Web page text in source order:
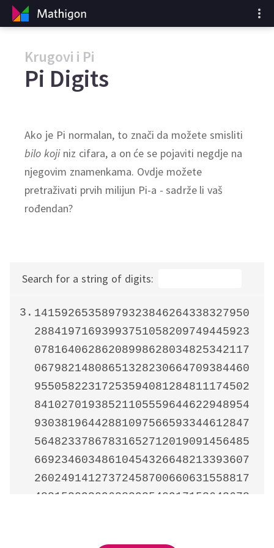
Krugovi i Pi
Pi Digits
Ako je Pi normalan, to znači da možete smisliti
bilo kojiniz cifara, a on će se pojaviti negdje na
njegovim znamenkama. Ovdje možete
pretraživati prvih milijun Pi-a - sadrže li vaš
rođendan?
Search for a string of digits:
3. 14159265358979323846264338327950
28841971693993751058209749445923
07816406286208998628034825342117
06798214808651328230664709384460
95505822317253594081284811174502
84102701938521105559644622948954
93038196442881097566593344612847
56482337867831652712019091456485
66923460348610454326648213393607
26024914127372458700660631558817
48815209209628292540917153643678